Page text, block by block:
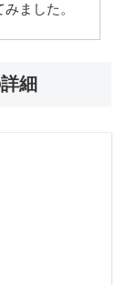
ました。
細